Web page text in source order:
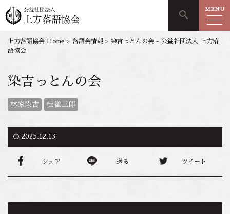
search MENU
上方落語協会 Home > 落語会情報 > 染吉っとんの会 - 公益社団法人 上方落
語協会
染吉っとんの会
林家染吉 桂雀三郎
access_time 2025.12.13
シェア 送る ツイート